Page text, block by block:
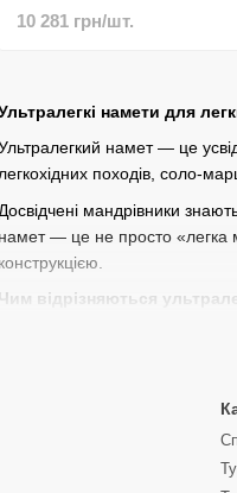
намети для
намет — це
походів, соло-
Досвідчені мандрівники
намет — це не просто «легка
конструкцією.
Чим відрізняються
мінімум дуг, часто —
простий, але надійний
Ультралегкі намети
10 281 грн/шт.